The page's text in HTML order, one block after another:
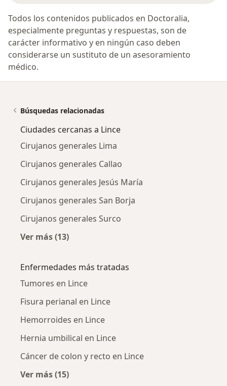
Todos los contenidos publicados en Doctoralia,
especialmente preguntas y respuestas, son de
carácter informativo y en ningún caso deben
considerarse un sustituto de un asesoramiento
médico.
Búsquedas relacionadas
Ciudades cercanas a Lince
Cirujanos generales Lima
Cirujanos generales Callao
Cirujanos generales Jesús María
Cirujanos generales San Borja
Cirujanos generales Surco
Ver más (13)
Enfermedades más tratadas
Tumores en Lince
Fisura perianal en Lince
Hemorroides en Lince
Hernia umbilical en Lince
Cáncer de colon y recto en Lince
Ver más (15)